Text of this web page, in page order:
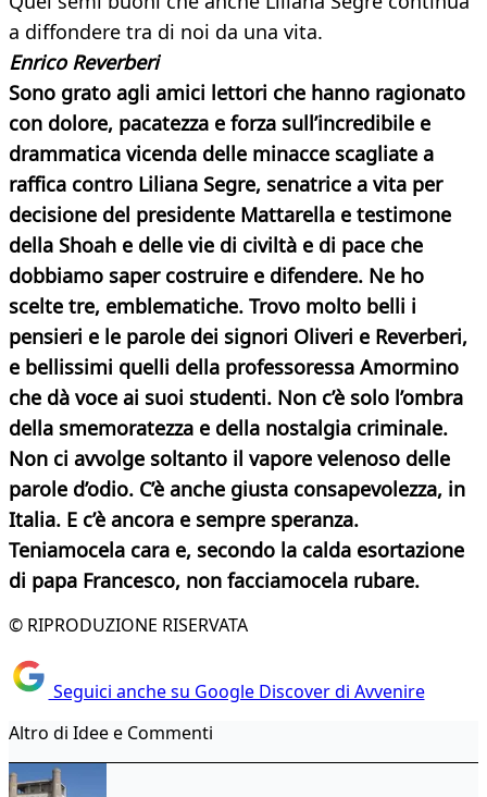
a diffondere tra di noi da una vita.
Enrico Reverberi
Sono grato agli amici lettori che hanno ragionato
con dolore, pacatezza e forza sull’incredibile e
drammatica vicenda delle minacce scagliate a
raffica contro Liliana Segre, senatrice a vita per
decisione del presidente Mattarella e testimone
della Shoah e delle vie di civiltà e di pace che
dobbiamo saper costruire e difendere. Ne ho
scelte tre, emblematiche. Trovo molto belli i
pensieri e le parole dei signori Oliveri e Reverberi,
e bellissimi quelli della professoressa Amormino
che dà voce ai suoi studenti. Non c’è solo l’ombra
della smemoratezza e della nostalgia criminale.
Non ci avvolge soltanto il vapore velenoso delle
parole d’odio. C’è anche giusta consapevolezza, in
Italia. E c’è ancora e sempre speranza.
Teniamocela cara e, secondo la calda esortazione
di papa Francesco, non facciamocela rubare.
© RIPRODUZIONE RISERVATA
Seguici anche su Google Discover di Avvenire
Altro di Idee e Commenti